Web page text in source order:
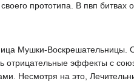
прототипа. В пвп
Мушки-Воскрешательницы.
отрицательные эффекты с
Несмотря на это,